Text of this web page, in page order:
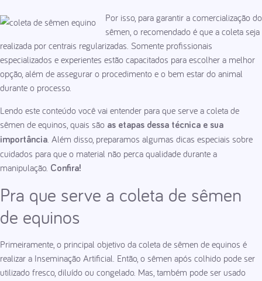
Por isso, para garantir a comercialização do
sêmen, o recomendado é que a coleta seja
realizada por centrais regularizadas. Somente profissionais
especializados e experientes estão capacitados para escolher a melhor
opção, além de assegurar o procedimento e o bem estar do animal
durante o processo.
Lendo este conteúdo você vai entender para que serve a coleta de
sêmen de equinos, quais são as etapas dessa técnica e sua
importância . Além disso, preparamos algumas dicas especiais sobre
cuidados para que o material não perca qualidade durante a
manipulação. Confira!
Pra que serve a coleta de sêmen
de equinos
Primeiramente, o principal objetivo da coleta de sêmen de equinos é
realizar a Inseminação Artificial. Então, o sêmen após colhido pode ser
utilizado fresco, diluído ou congelado. Mas, também pode ser usado